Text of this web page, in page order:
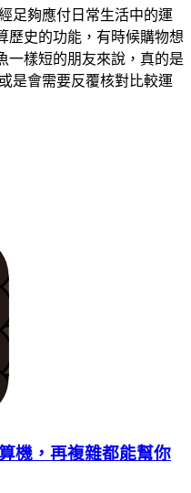
足夠應付日常生活中的運
歷史的功能，有時候購物想
一樣短的朋友來說，真的是
是會需要反覆核對比較運
機，再複雜都能幫你